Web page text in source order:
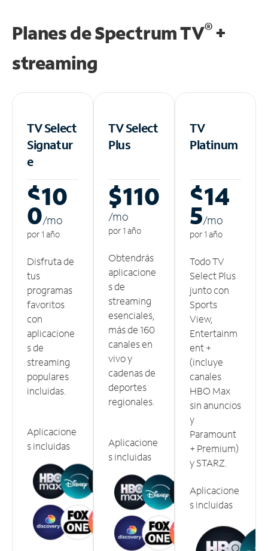
Planes de Spectrum TV®+
streaming
TV Select
Signatur
e
$10
0/mo
por 1 año
Disfruta de
tus
programas
favoritos
con
aplicacione
s de
streaming
populares
incluidas.
Aplicacione
s incluidas
TV Select
Plus
$110
/mo
por 1 año
Obtendrás
aplicacione
s de
streaming
esenciales,
más de 160
canales en
vivo y
cadenas de
deportes
regionales.
Aplicacione
s incluidas
TV
Platinum
$14
5/mo
por 1 año
Todo TV
Select Plus
junto con
Sports
View,
Entertainm
ent +
(incluye
canales
HBO Max
sin anuncios
y
Paramount
+ Premium)
y STARZ.
Aplicacione
s incluidas